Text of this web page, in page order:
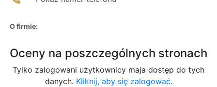
O firmie:
Oceny na poszczególnych stronach
Tylko zalogowani użytkownicy maja dostęp do tych
danych. Kliknij, aby się zalogować.